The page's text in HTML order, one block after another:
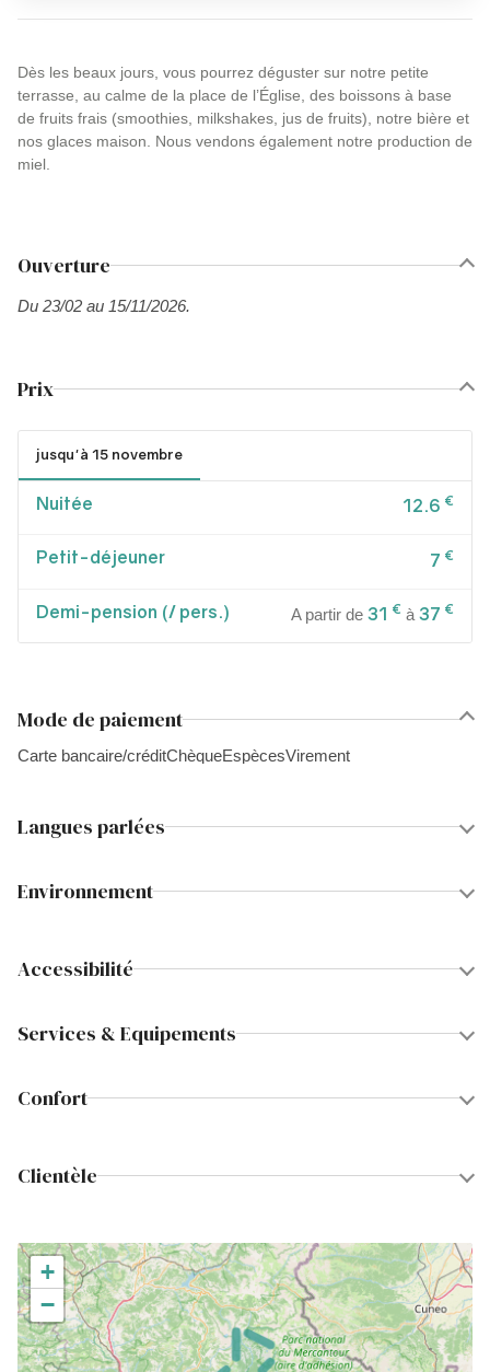
Dès les beaux jours, vous pourrez déguster sur notre petite
terrasse, au calme de la place de l’Église, des boissons à base
de fruits frais (smoothies, milkshakes, jus de fruits), notre bière et
nos glaces maison. Nous vendons également notre production de
miel.
Ouverture
Du 23/02 au 15/11/2026.
Prix
jusqu'à 15 novembre
Nuitée 12.6 €
Petit-déjeuner 7 €
Demi-pension (/ pers.) A partir de 31 € à 37 €
Mode de paiement
Carte bancaire/créditChèqueEspècesVirement
Langues parlées
Environnement
Accessibilité
Services & Equipements
Confort
Clientèle
+
−